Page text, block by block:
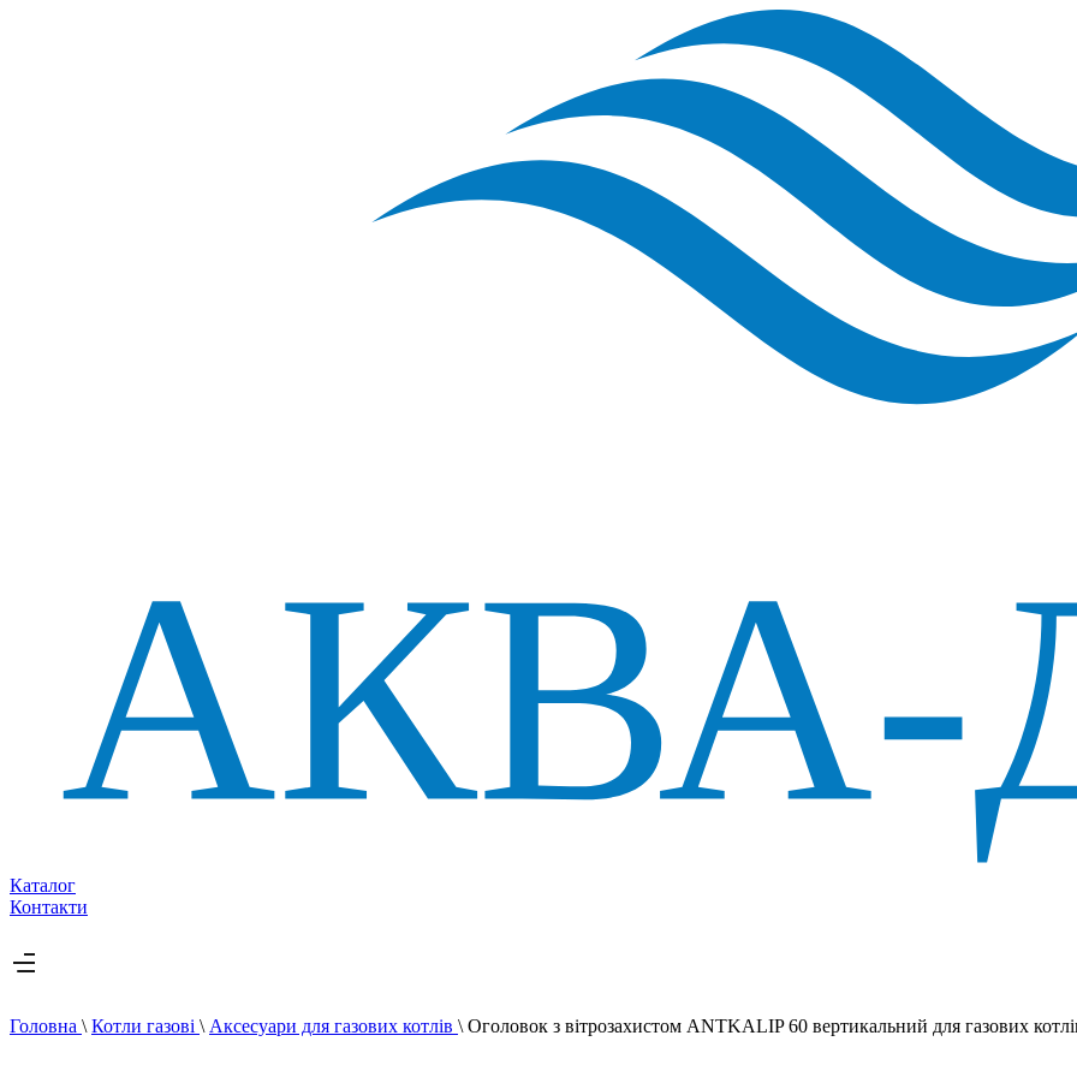
Каталог
Контакти
Головна \ Котли газові \ Аксесуари для газових котлів \ Оголовок з вітрозахистом ANTKALIP 60 вертикальний для газових